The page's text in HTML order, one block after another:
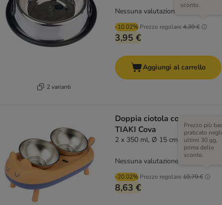
2 varianti
-10.02% Prezzo regolare4,39 €
sconto.
3,95 €
Nessuna valutazione
Aggiungi al carrello
Doppia ciotola con supporto
TIAKI Cova
2 x 350 ml, Ø 15 cm
-20.02% Prezzo regolare10,79 €
Prezzo più
praticato negli
ultimi 30 gg,
prima dello
sconto.
8,63 €
Nessuna valutazione